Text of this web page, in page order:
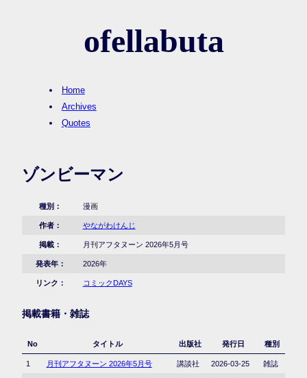
ofellabuta
Home
Archives
Quotes
ゾンビーマン
種別： 漫画
作者： やながわけんじ
掲載： 月刊アフタヌーン 2026年5月号
発表年： 2026年
リンク： コミックDAYS
掲載書籍・雑誌
No タイトル 出版社 発行日 種別
1 月刊アフタヌーン 2026年5月号 講談社 2026-03-25 雑誌